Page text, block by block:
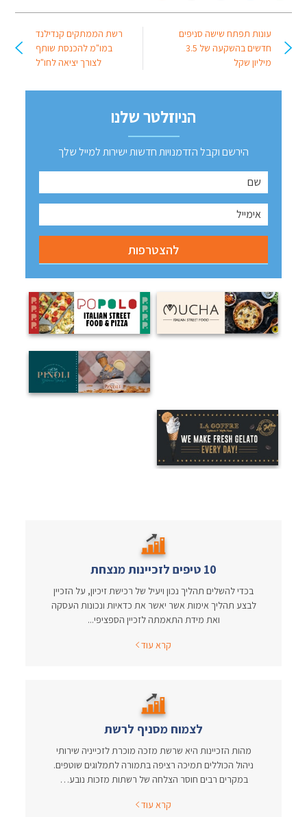
עונות תפתח שישה סניפים
חדשים בהשקעה של 3.5
מיליון שקל
רשת הממתקים קנדילנד
במו"מ להכנסת שותף
לצורך יציאה לחו"ל
הניוזלטר שלנו
הירשם וקבל הזדמנויות חדשות ישירות למייל שלך
10 טיפים לזכיינות מנצחת
בכדי להשלים תהליך נכון ויעיל של רכישת זיכיון, על הזכיין
לבצע תהליך אימות אשר יאשר את כדאיות ונכונות העסקה
ואת מידת התאמתה לזכיין הספציפי...
קרא עוד
לצמוח מסניף לרשת
מהות הזכיינות היא שרשת מזכה מוכרת לזכייניה שירותי
ניהול הכוללים תמיכה רציפה בתמורה לתמלוגים שוטפים.
במקרים רבים חוסר הצלחה של רשתות מזכות נובע…
קרא עוד